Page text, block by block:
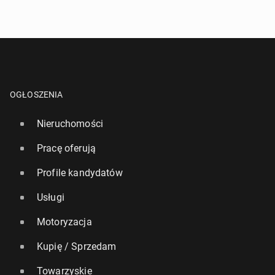
Eks­per­ci radzą, jak ćwiczyć latem, by uniknąć od­
wod­nie­nia i udaru
OGŁOSZENIA
Nieruchomości
Pracę oferują
Profile kandydatów
Usługi
Motoryzacja
Kupię / Sprzedam
Towarzyskie